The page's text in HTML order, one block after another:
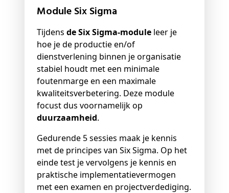
Module Six Sigma
Tijdens de Six Sigma-module leer je
hoe je de productie en/of
dienstverlening binnen je organisatie
stabiel houdt met een minimale
foutenmarge en een maximale
kwaliteitsverbetering. Deze module
focust dus voornamelijk op
duurzaamheid.
Gedurende 5 sessies maak je kennis
met de principes van Six Sigma. Op het
einde test je vervolgens je kennis en
praktische implementatievermogen
met een examen en projectverdediging.